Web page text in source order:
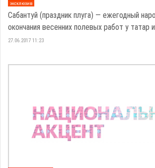
эксклюзив
Сабантуй (праздник плуга) — ежегодный
окончания весенних полевых работ у татар
27.06.2017 11:23